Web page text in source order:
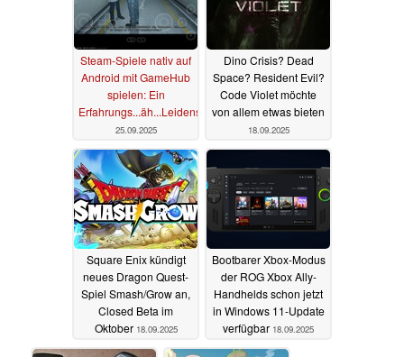
Steam-Spiele nativ auf
Android mit GameHub
spielen: Ein
Erfahrungs...äh...Leidensbericht
25.09.2025
Dino Crisis? Dead
Space? Resident Evil?
Code Violet möchte
von allem etwas bieten
18.09.2025
Square Enix kündigt
neues Dragon Quest-
Spiel Smash/Grow an,
Closed Beta im
Oktober 18.09.2025
Bootbarer Xbox-Modus
der ROG Xbox Ally-
Handhelds schon jetzt
in Windows 11-Update
verfügbar 18.09.2025